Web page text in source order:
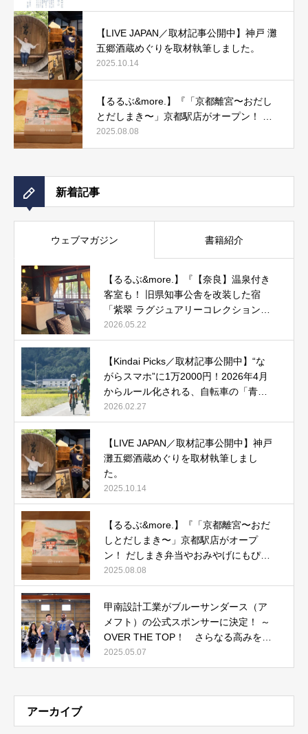
【LIVE JAPAN／取材記事公開中】神戸 灘
五郷酒蔵めぐりを取材執筆しました。
2025.10.14
【るるぶ&more.】『「京都離宮〜おだし
とだしまき〜」京都駅店がオープン！ だ
しまき弁当やおみやげにもぴったりな人気
メニューをご紹介』記事公開中
2025.08.08
新着記事
ウェブマガジン 書籍紹介
【るるぶ&more.】『【奈良】温泉付き
客室も！ 旧県知事公舎を改装した宿
「紫翠 ラグジュアリーコレクションホ
テル 奈良」で贅沢ステイ』
2026.05.22
【Kindai Picks／取材記事公開中】“な
がらスマホ”に1万2000円！2026年4月
からルール化される、自転車の「青切
符」とは？
2026.02.27
【LIVE JAPAN／取材記事公開中】神戸
灘五郷酒蔵めぐりを取材執筆しまし
た。
2025.10.14
【るるぶ&more.】『「京都離宮〜おだ
しとだしまき〜」京都駅店がオープ
ン！ だしまき弁当やおみやげにもぴっ
たりな人気メニューをご紹介』記事公
開中
2025.08.08
甲南設計工業がブルーサンダース（ア
メフト）の公式スポンサーに決定！ ～
OVER THE TOP！ さらなる高みを目
指して～
2025.05.07
アーカイブ